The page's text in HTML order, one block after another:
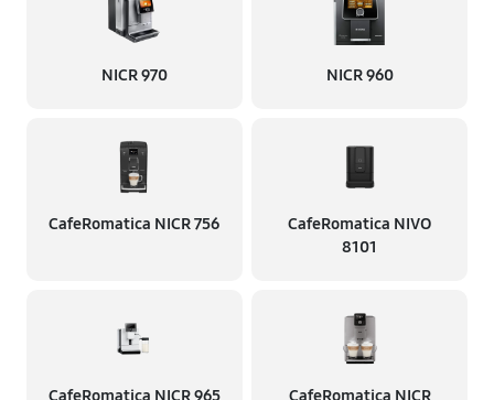
NICR 970 NICR 960
CafeRomatica NICR 756
CafeRomatica NIVO
8101
CafeRomatica NICR 965
CafeRomatica NICR